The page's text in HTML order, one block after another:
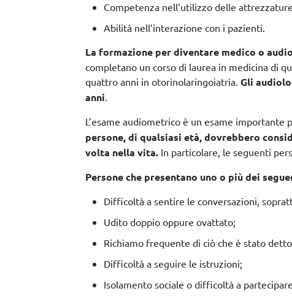
Competenza nell’utilizzo delle
Abilità nell’interazione con i pazienti.
La formazione per diventare medico o
completano un corso di laurea in medicina di
quattro anni in otorinolaringoiatria.Gli
anni.
L’esame audiometrico è un esame
persone, di qualsiasi età, dovrebbero
volta nella vita. In particolare, le seguenti
Persone che presentano uno o più dei
Difficoltà a sentire le conversazioni,
Udito doppio oppure ovattato;
Richiamo frequente di ciò che è stato
Difficoltà a seguire le istruzioni;
Isolamento sociale o difficoltà a